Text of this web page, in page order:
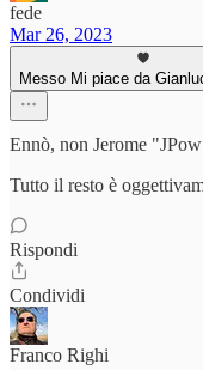
fede
Mar 26, 2023
Messo Mi piace da
Ennò, non Jerome
Tutto il resto è
Rispondi
Condividi
Franco Righi